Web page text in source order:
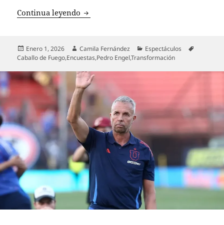
Continua leyendo Pedro Engel revela predicciones
Publicado
el
Enero 1, 2026 Autor
Camila Fernández Categorías
Espectáculos
Caballo de Fuego,Encuestas,Pedro Engel,Transformación